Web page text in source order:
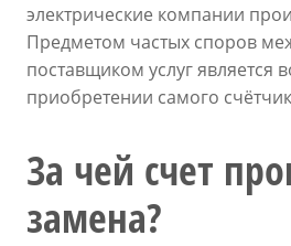
электрические компании
Предметом частых споров
поставщиком услуг является
приобретении самого
За чей счет
замена?